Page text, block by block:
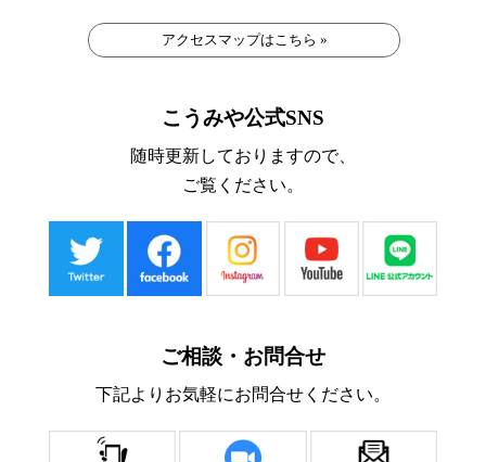
アクセスマップはこちら »
こうみや公式SNS
随時更新しておりますので、
ご覧ください。
ご相談・お問合せ
下記よりお気軽にお問合せください。